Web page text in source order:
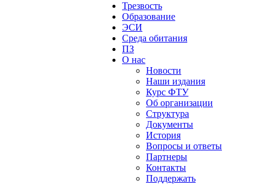
Трезвость
Образование
ЭСИ
Среда обитания
ПЗ
О нас
Новости
Наши издания
Курс ФТУ
Об организации
Структура
Документы
История
Вопросы и ответы
Партнеры
Контакты
Поддержать